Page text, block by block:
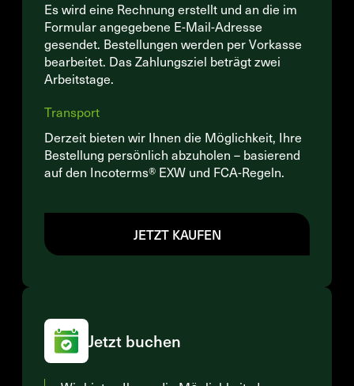
Es wird eine Rechnung erstellt und an die im
Formular angegebene E-Mail-Adresse
gesendet. Bestellungen werden per Vorkasse
bearbeitet. Das Zahlungsziel beträgt zwei
Arbeitstage.
Transport
Derzeit bieten wir Ihnen die Möglichkeit, Ihre
Bestellung persönlich abzuholen – basierend
auf den Incoterms® EXW und FCA-Regeln.
JETZT KAUFEN
Jetzt buchen